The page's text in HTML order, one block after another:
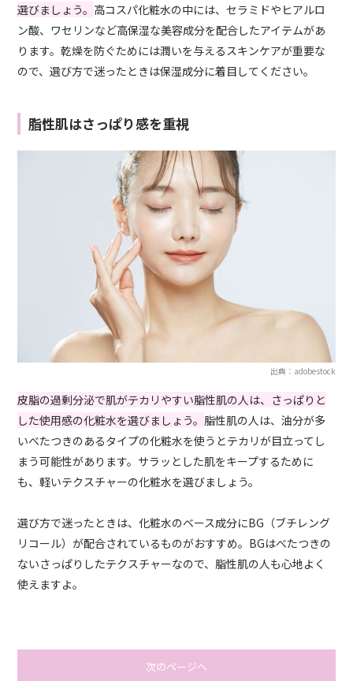
選びましょう。 高コスパ化粧水の中には、セラミドやヒアルロ
ン酸、ワセリンなど高保湿な美容成分を配合したアイテムがあ
ります。乾燥を防ぐためには潤いを与えるスキンケアが重要な
ので、選び方で迷ったときは保湿成分に着目してください。
脂性肌はさっぱり感を重視
出典：adobestock
皮脂の過剰分泌で肌がテカリやすい脂性肌の人は、さっぱりと
した使用感の化粧水を選びましょう。 脂性肌の人は、油分が多
いべたつきのあるタイプの化粧水を使うとテカリが目立ってし
まう可能性があります。サラッとした肌をキープするために
も、軽いテクスチャーの化粧水を選びましょう。
選び方で迷ったときは、化粧水のベース成分にBG（ブチレング
リコール）が配合されているものがおすすめ。BGはべたつきの
ないさっぱりしたテクスチャーなので、脂性肌の人も心地よく
使えますよ。
次のページへ